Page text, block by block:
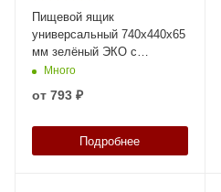
Пищевой ящик
универсальный 740x440x65
мм зелёный ЭКО с
перфорированными
Много
от 793 ₽
Подробнее